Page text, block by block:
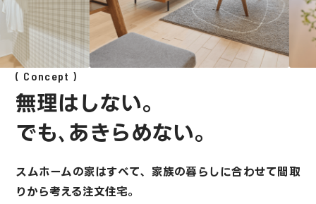
Concept
無理はしない。
でも､あきらめない。
スムホームの家はすべて、 家族の暮らしに合わせて間取
りから考える注文住宅。